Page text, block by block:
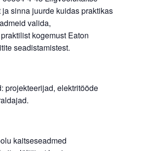
ja sinna juurde kuidas praktikas
valida,
kogemust Eaton
seadistamistest.
projekteerijad, elektritööde
kaitseseadmed